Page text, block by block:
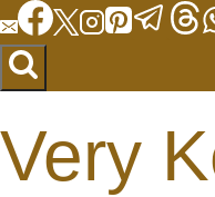
Перейти
до
вмісту
Very